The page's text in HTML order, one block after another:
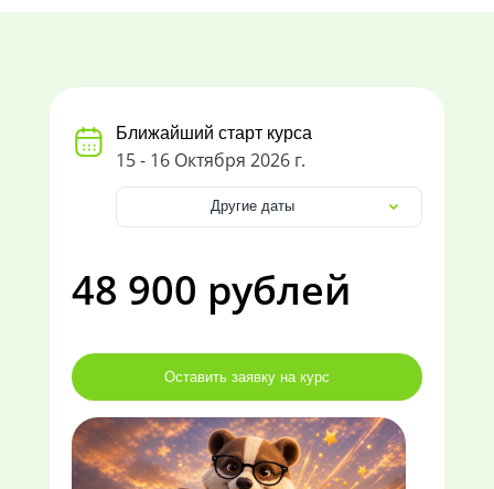
Ближайший старт курса
15 - 16 Октября 2026 г.
Другие даты
48 900 рублей
Оставить заявку на курс